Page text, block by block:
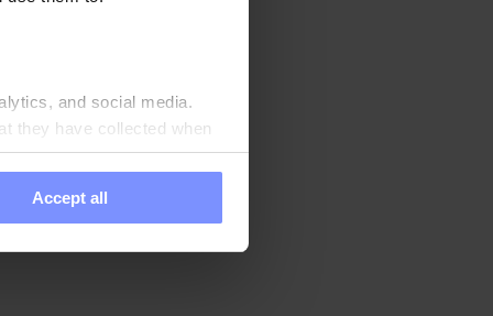
and social media.
they have collected when
Accept all
Erdnussbutter ist
auch eine wertvolle